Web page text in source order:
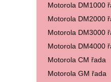
Motorola DM1000
Motorola DM2000
Motorola DM3000
Motorola DM4000
Motorola CM řada
Motorola GM řada